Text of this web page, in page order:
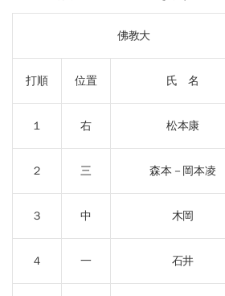
佛教大
打順 位置 氏 名
１ 右 松本康
２ 三 森本－岡本凌
３ 中 木岡
４ 一 石井